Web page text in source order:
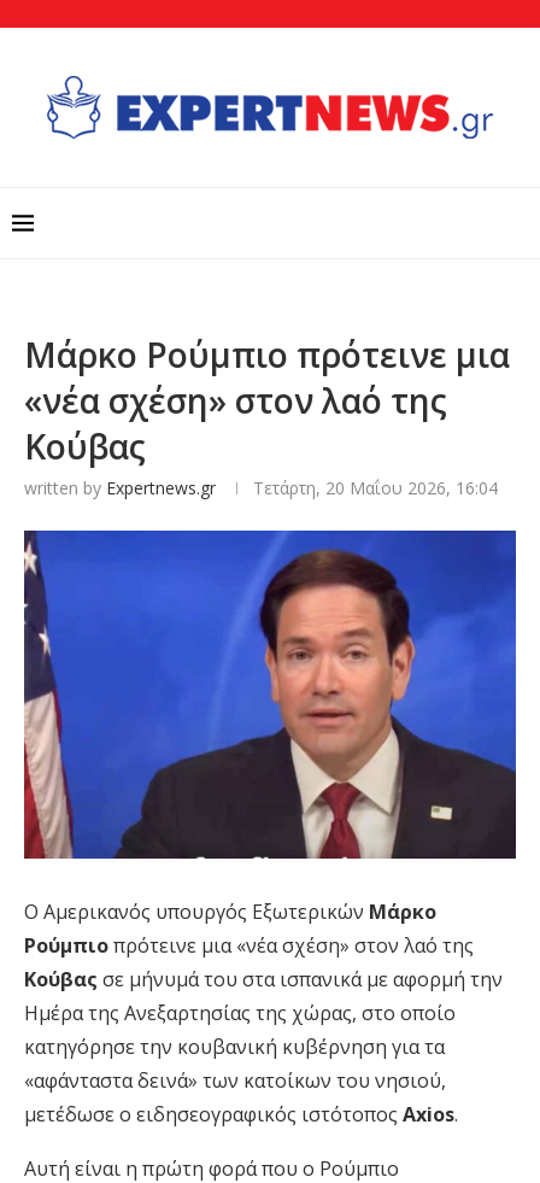
Μάρκο Ρούμπιο πρότεινε μια
«νέα σχέση» στον λαό της
Κούβας
written by Expertnews.gr Τετάρτη, 20 Μαΐου 2026, 16:04
Ο Αμερικανός υπουργός Εξωτερικών Μάρκο
Ρούμπιοπρότεινε μια «νέα σχέση» στον λαό της
Κούβας σε μήνυμά του στα ισπανικά με αφορμή την
Ημέρα της Ανεξαρτησίας της χώρας, στο οποίο
κατηγόρησε την κουβανική κυβέρνηση για τα
«αφάνταστα δεινά» των κατοίκων του νησιού,
μετέδωσε ο ειδησεογραφικός ιστότοπος Axios.
Αυτή είναι η πρώτη φορά που ο Ρούμπιο